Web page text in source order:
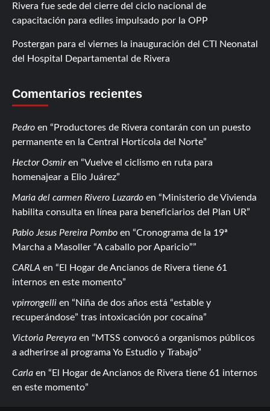
Rivera fue sede del cierre del ciclo nacional de
capacitación para ediles impulsado por la OPP
Postergan para el viernes la inauguración del CTI Neonatal
del Hospital Departamental de Rivera
Comentarios recientes
Pedro en
Productores de Rivera contarán con un puesto
permanente en la Central Hortícola del Norte
Hector Osmiren
Vuelve el ciclismo en ruta para
homenajear a Elio Juárez
Maria del carmen Rivero Luzardo en
Ministerio de Vivienda
habilita consulta en línea para beneficiarios del Plan UR
Pablo Jesus Pereira Pombo en
Cronograma de la 19ª
Marcha a Masoller “A caballo por Aparicio”
CARLA en
El Hogar de Ancianos de Rivera tiene 61
internos en este momento
vpirrongelli en
Niña de dos años está “estable y
recuperándose” tras intoxicación por cocaína
Victoria Pereyra en
MTSS convocó a organismos públicos
a adherirse al programa Yo Estudio y Trabajo
Carla en
El Hogar de Ancianos de Rivera tiene 61 internos
en este momento